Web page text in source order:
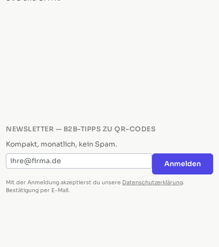
NEWSLETTER — B2B-TIPPS ZU QR-CODES
Kompakt, monatlich, kein Spam.
E-Mail-Adresse
Anmelden
Mit der Anmeldung akzeptierst du unsere Datenschutzerklärung.
Bestätigung per E-Mail.